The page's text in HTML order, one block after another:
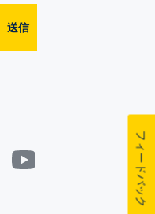
送信
フィードバック